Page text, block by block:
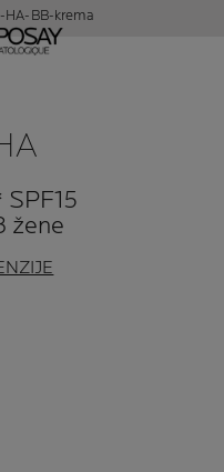
HA-BB-krema
žene